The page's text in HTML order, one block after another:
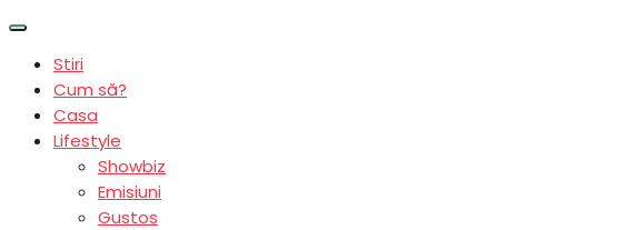
Stiri
Cum să?
Casa
Lifestyle
Showbiz
Emisiuni
Gustos